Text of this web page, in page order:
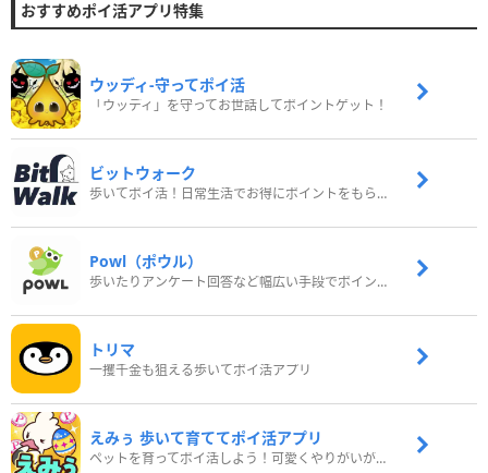
おすすめポイ活アプリ特集
ウッディ‐守ってポイ活
「ウッディ」を守ってお世話してポイントゲット！
ビットウォーク
歩いてポイ活！日常生活でお得にポイントをもらおう
Powl（ポウル）
歩いたりアンケート回答など幅広い手段でポイントをゲット
トリマ
一攫千金も狙える歩いてポイ活アプリ
えみぅ 歩いて育ててポイ活アプリ
ペットを育ってポイ活しよう！可愛くやりがいがある新感覚アプリ